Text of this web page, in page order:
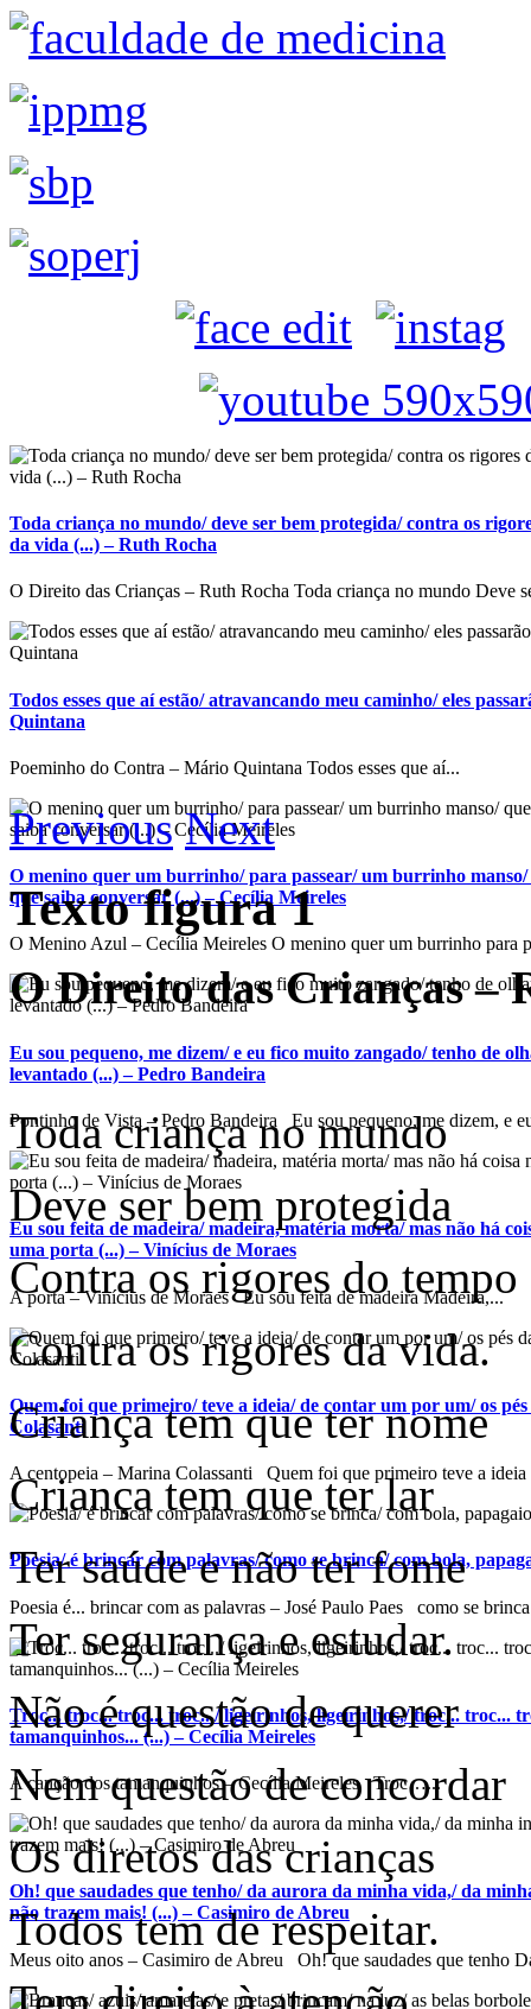
Toda criança no mundo/ deve ser bem protegida/ contra os
da vida (...) – Ruth Rocha
O Direito das Crianças – Ruth Rocha Toda criança no mundo Deve
Todos esses que aí estão/ atravancando meu caminho/ eles
Quintana
Poeminho do Contra – Mário Quintana Todos esses que aí...
O menino quer um burrinho/ para passear/ um burrinho manso/
que saiba conversar (...) – Cecília Meireles
O Menino Azul – Cecília Meireles O menino quer um burrinho para
Eu sou pequeno, me dizem/ e eu fico muito zangado/ tenho de
levantado (...) – Pedro Bandeira
Pontinho de Vista – Pedro Bandeira Eu sou pequeno, me dizem, e
Eu sou feita de madeira/ madeira, matéria morta/ mas não há
uma porta (...) – Vinícius de Moraes
A porta – Vinícius de Moraes Eu sou feita de madeira Madeira,...
Quem foi que primeiro/ teve a ideia/ de contar um por um/ os
Colasanti
A centopeia – Marina Colassanti Quem foi que primeiro teve a ideia
Poesia/ é brincar com palavras/ como se brinca/ com bola,
Poesia é... brincar com as palavras – José Paulo Paes como se
Troc... troc... troc... troc.../ ligeirinhos, ligeirinhos,/ troc... troc...
tamanquinhos... (...) – Cecília Meireles
A canção dos tamanquinhos – Cecília Meireles Troc…...
Oh! que saudades que tenho/ da aurora da minha vida,/ da
não trazem mais! (...) – Casimiro de Abreu
Meus oito anos – Casimiro de Abreu Oh! que saudades que tenho
Previous Next
Texto figura 1
O Direito das Crianças –
Toda criança no mundo
Deve ser bem protegida
Contra os rigores do tempo
Contra os rigores da vida.
Criança tem que ter nome
Criança tem que ter lar
Ter saúde e não ter fome
Ter segurança e estudar.
Não é questão de querer
Nem questão de concordar
Os diretos das crianças
Todos tem de respeitar.